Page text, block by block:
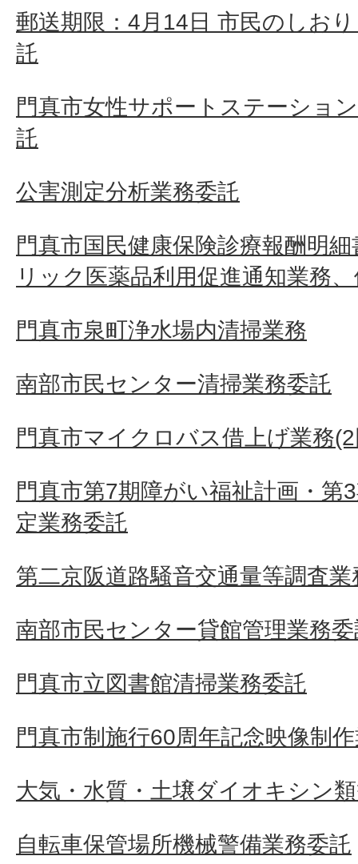
郵送期限：4月14日 市民のしお
託
門真市女性サポートステーショ
託
公害測定分析業務委託
門真市国民健康保険診療報酬明
リック医薬品利用促進通知業務
門真市泉町浄水場内清掃業務
南部市民センター清掃業務委託
門真市マイクロバス借上げ業務
門真市第7期障がい福祉計画・第
定業務委託
第二京阪道路騒音交通量等調査業
南部市民センター貸館管理業務
門真市立図書館清掃業務委託
門真市制施行60周年記念映像制
大気・水質・土壌ダイオキシン
自転車保管場所機械警備業務委託